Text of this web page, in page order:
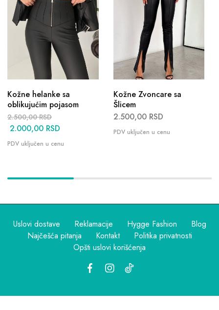
Kožne helanke sa
oblikujućim pojasom
2.500,00RSD
2.000,00 RSD
Kožne Zvoncare sa
Šlicem
2.500,00 RSD
Uslovi dostave Reklamacije Hygge Fashion
Blog
Najčešća pitanja
Kontakt
Politika privatnosti
Opšti uslovi korišćenja